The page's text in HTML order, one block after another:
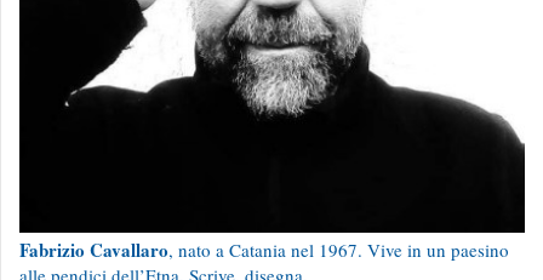
Fabrizio Cavallaro, nato a Catania nel 1967. Vive in un paesino
alle pendici dell’Etna. Scrive, disegna.